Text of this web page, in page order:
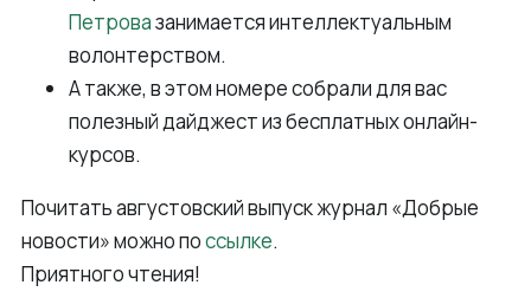
Петровазанимается интеллектуальным
волонтерством.
А также, в этом номере собрали для вас
полезный дайджест из бесплатных онлайн-
курсов.
Почитать августовский выпуск журнал «Добрые
новости» можно поссылке.
Приятного чтения!